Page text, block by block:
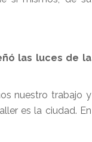
las luces de la
nuestro trabajo y
es la ciudad. En